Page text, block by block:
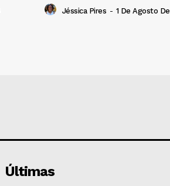
Jéssica Pires - 1 De Agosto
Últimas